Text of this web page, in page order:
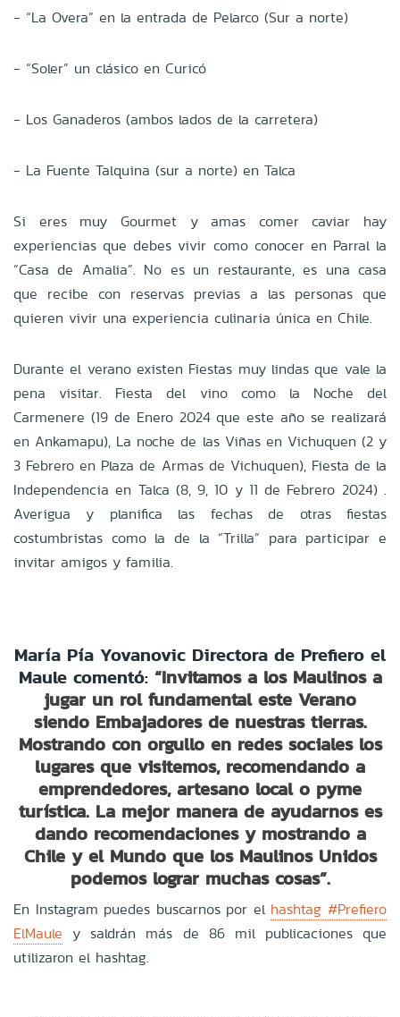
- “La Overa” en la entrada de Pelarco (Sur a norte)
- “Soler” un clásico en Curicó
- Los Ganaderos (ambos lados de la carretera)
- La Fuente Talquina (sur a norte) en Talca
Si eres muy Gourmet y amas comer caviar hay
experiencias que debes vivir como conocer en Parral la
“Casa de Amalia”. No es un restaurante, es una casa
que recibe con reservas previas a las personas que
quieren vivir una experiencia culinaria única en Chile.
Durante el verano existen Fiestas muy lindas que vale la
pena visitar. Fiesta del vino como la Noche del
Carmenere (19 de Enero 2024 que este año se realizará
en Ankamapu), La noche de las Viñas en Vichuquen (2 y
3 Febrero en Plaza de Armas de Vichuquen), Fiesta de la
Independencia en Talca (8, 9, 10 y 11 de Febrero 2024) .
Averigua y planifica las fechas de otras fiestas
costumbristas como la de la “Trilla” para participar e
invitar amigos y familia.
María Pía Yovanovic Directora de Prefiero el
Maule comentó: “Invitamos a los Maulinos a
jugar un rol fundamental este Verano
siendo Embajadores de nuestras tierras.
Mostrando con orgullo en redes sociales los
lugares que visitemos, recomendando a
emprendedores, artesano local o pyme
turística. La mejor manera de ayudarnos es
dando recomendaciones y mostrando a
Chile y el Mundo que los Maulinos Unidos
podemos lograr muchas cosas”.
En Instagram puedes buscarnos por el hashtag #Prefiero
ElMaule y saldrán más de 86 mil publicaciones que
utilizaron el hashtag.